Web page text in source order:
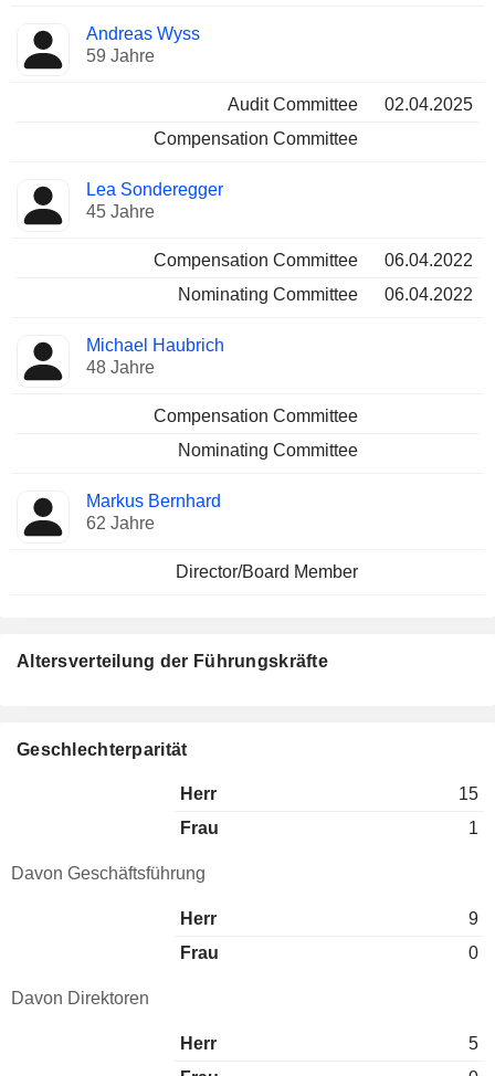
Andreas Wyss
59 Jahre
Audit Committee
02.04.2025
Compensation Committee
Lea Sonderegger
45 Jahre
Compensation Committee
06.04.2022
Nominating Committee
06.04.2022
Michael Haubrich
48 Jahre
Compensation Committee
Nominating Committee
Markus Bernhard
62 Jahre
Director/Board Member
Altersverteilung der Führungskräfte
Geschlechterparität
Herr
15
Frau
1
Davon Geschäftsführung
Herr
9
Frau
0
Davon Direktoren
Herr
5